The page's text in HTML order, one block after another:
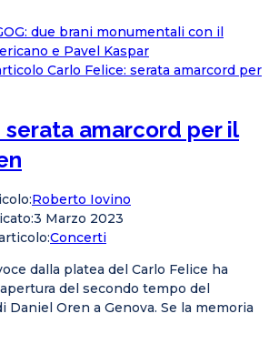
due brani monumentali con il
e Pavel Kaspar
serata amarcord per il
Roberto Iovino
3 Marzo 2023
Concerti
dalla platea del Carlo Felice ha
del secondo tempo del
Oren a Genova. Se la memoria